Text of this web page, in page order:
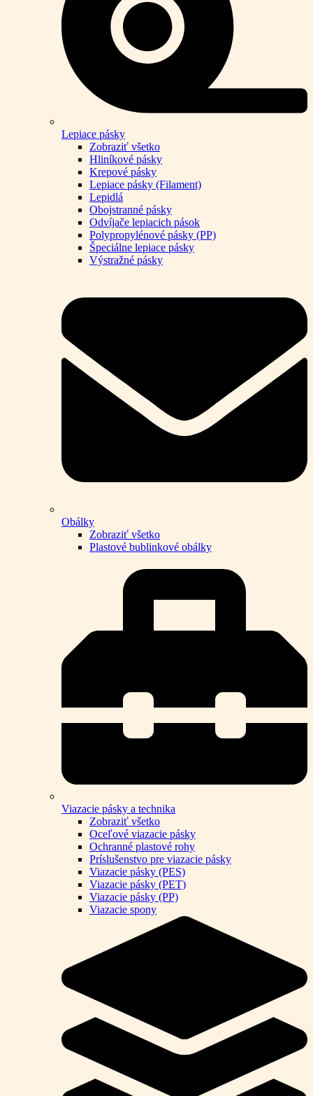
Lepiace pásky
Zobraziť všetko
Hliníkové pásky
Krepové pásky
Lepiace pásky (Filament)
Lepidlá
Obojstranné pásky
Odvíjače lepiacich pások
Polypropylénové pásky (PP)
Špeciálne lepiace pásky
Výstražné pásky
Obálky
Zobraziť všetko
Plastové bublinkové obálky
Viazacie pásky a technika
Zobraziť všetko
Oceľové viazacie pásky
Ochranné plastové rohy
Príslušenstvo pre viazacie pásky
Viazacie pásky (PES)
Viazacie pásky (PET)
Viazacie pásky (PP)
Viazacie spony